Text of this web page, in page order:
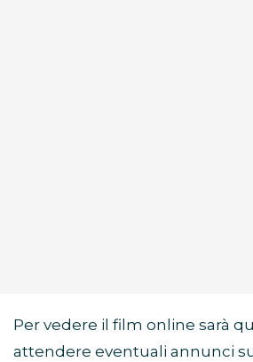
Per vedere il film online sarà
attendere eventuali annunci